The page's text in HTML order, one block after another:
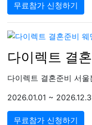
무료참가 신청하기
다이렉트 결
다이렉트 결혼준비 서울
2026.01.01 ~
무료참가 신청하기